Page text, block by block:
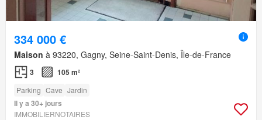
334 000 €
Maison à 93220, Gagny, Seine-Saint-Denis, Île-de-France
3 105 m²
Parking Cave Jardin
Il y a 30+ jours
IMMOBILIERNOTAIRES